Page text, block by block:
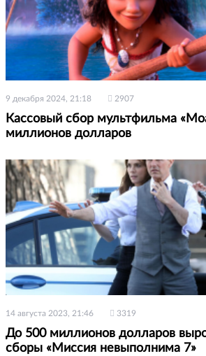
9 декабря 2024, 21:18 2907
Кассовый сбор мультфильма
миллионов долларов
14 августа 2023, 21:46 3319
До 500 миллионов долларов
сборы «Миссия невыполнима 7»